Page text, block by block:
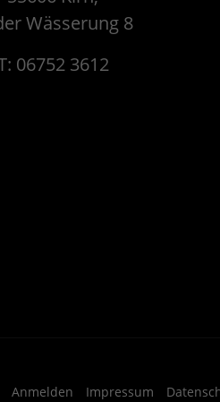
Wässerung 8
06752 3612
Anmelden Impressum